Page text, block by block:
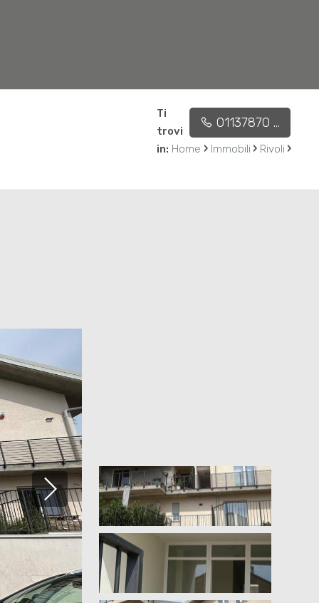
01137870 ...
Ti
trovi
in: Home › Immobili › Rivoli ›